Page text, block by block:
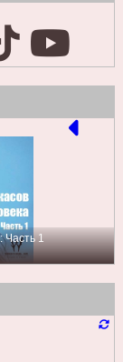
Часть 1